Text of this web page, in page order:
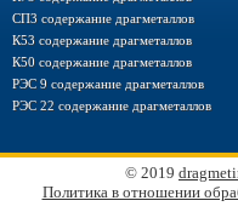
СП3 содержание драгметаллов
К53 содержание драгметаллов
К50 содержание драгметаллов
РЭС 9 содержание драгметаллов
РЭС 22 содержание драгметаллов
© 2019
Политика в отношении